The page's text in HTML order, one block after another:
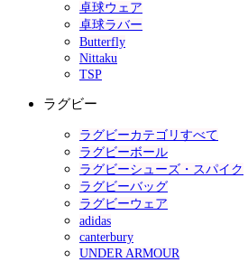
卓球ウェア
卓球ラバー
Butterfly
Nittaku
TSP
ラグビー
ラグビーカテゴリすべて
ラグビーボール
ラグビーシューズ・スパイク
ラグビーバッグ
ラグビーウェア
adidas
canterbury
UNDER ARMOUR